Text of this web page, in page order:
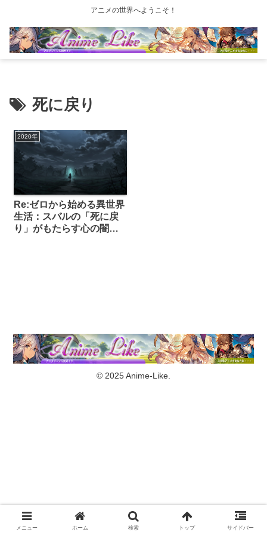
アニメの世界へようこそ！
死に戻り
2020年
Re:ゼロから始める異世界
生活：スバルの「死に戻
り」がもたらす心の闇と
© 2025 Anime-Like.
メニュー ホーム 検索 トップ サイドバー